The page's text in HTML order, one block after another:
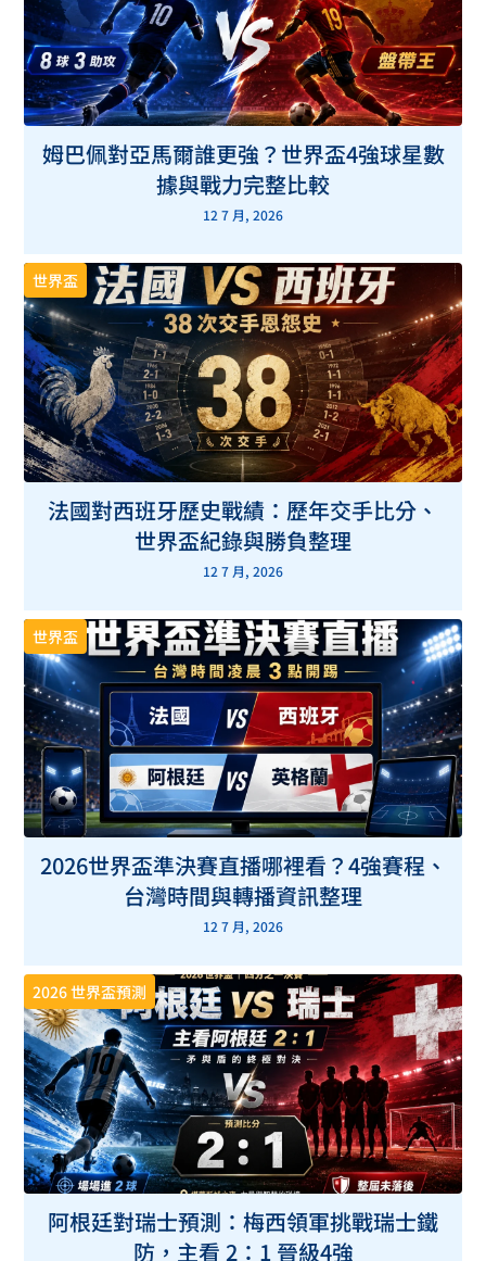
姆巴佩對亞馬爾誰更強？世界盃4強球星數
據與戰力完整比較
12 7 月, 2026
世界盃
法國對西班牙歷史戰績：歷年交手比分、
世界盃紀錄與勝負整理
12 7 月, 2026
世界盃
2026世界盃準決賽直播哪裡看？4強賽程、
台灣時間與轉播資訊整理
12 7 月, 2026
2026 世界盃預測
阿根廷對瑞士預測：梅西領軍挑戰瑞士鐵
防，主看 2：1 晉級4強